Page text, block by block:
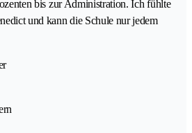
bis zur Administration. Ich fühlte
und kann die Schule nur jedem